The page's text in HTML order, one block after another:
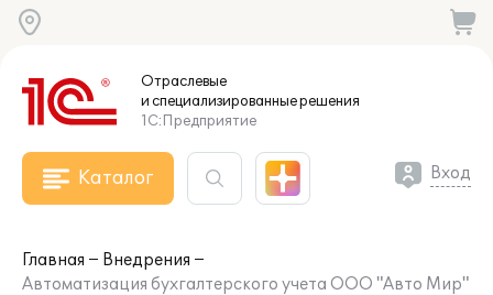
Отраслевые
и специализированныерешения
1С:Предприятие
Каталог Вход
Главная
Внедрения
Автоматизация бухгалтерского учета ООО "Авто Мир"